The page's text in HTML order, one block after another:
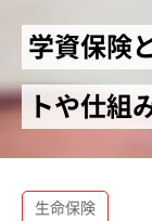
学資保険
トや仕組
生命保険